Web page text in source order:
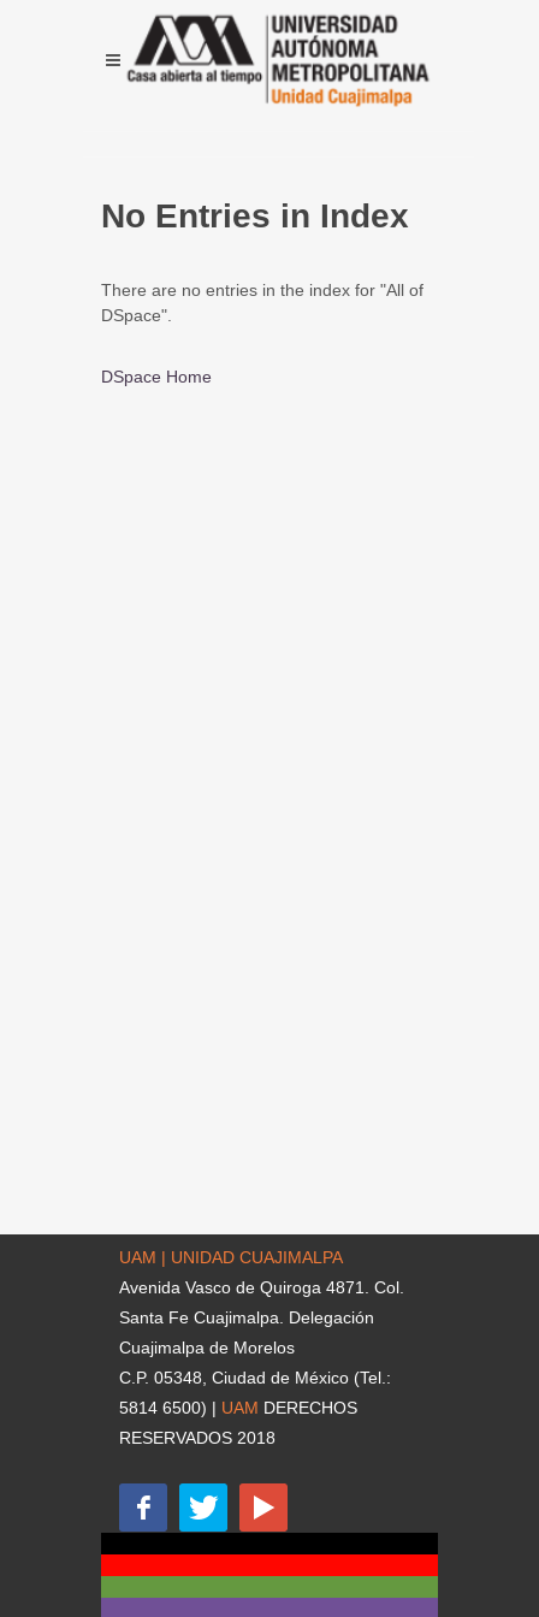
No Entries in Index
There are no entries in the index for "All of
DSpace".
DSpace Home
UAM | UNIDAD CUAJIMALPA
Avenida Vasco de Quiroga 4871. Col.
Santa Fe Cuajimalpa. Delegación
Cuajimalpa de Morelos
C.P. 05348, Ciudad de México (Tel.:
5814 6500) | UAM DERECHOS
RESERVADOS 2018